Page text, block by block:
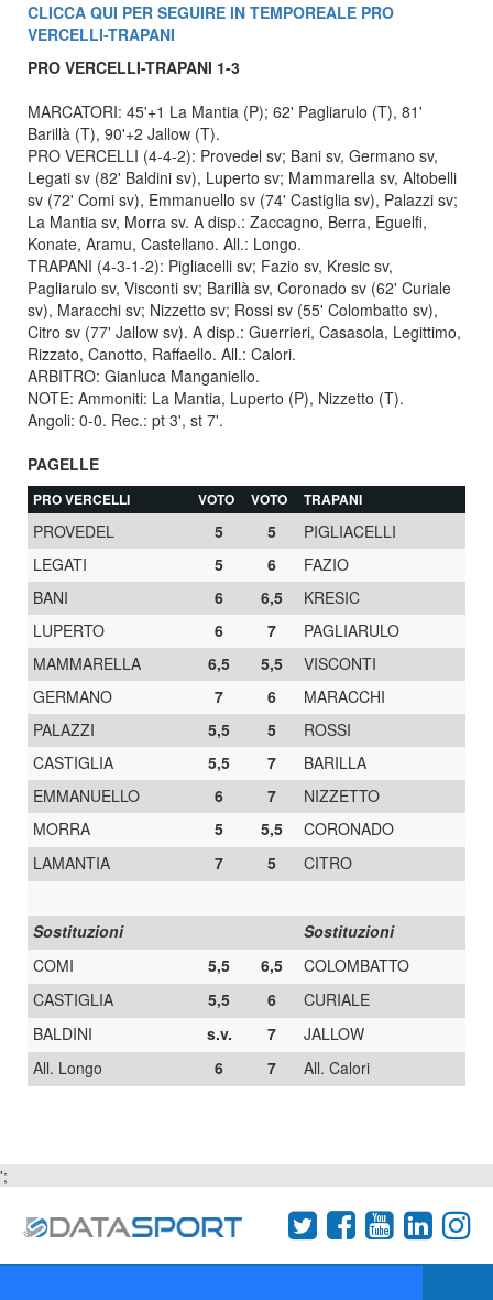
CLICCA QUI PER SEGUIRE IN TEMPOREALE PRO
VERCELLI-TRAPANI
PRO VERCELLI-TRAPANI 1-3
MARCATORI: 45'+1 La Mantia (P); 62' Pagliarulo (T), 81'
Barillà (T), 90'+2 Jallow (T).
PRO VERCELLI (4-4-2): Provedel sv; Bani sv, Germano sv,
Legati sv (82' Baldini sv), Luperto sv; Mammarella sv, Altobelli
sv (72' Comi sv), Emmanuello sv (74' Castiglia sv), Palazzi sv;
La Mantia sv, Morra sv. A disp.: Zaccagno, Berra, Eguelfi,
Konate, Aramu, Castellano. All.: Longo.
TRAPANI (4-3-1-2): Pigliacelli sv; Fazio sv, Kresic sv,
Pagliarulo sv, Visconti sv; Barillà sv, Coronado sv (62' Curiale
sv), Maracchi sv; Nizzetto sv; Rossi sv (55' Colombatto sv),
Citro sv (77' Jallow sv). A disp.: Guerrieri, Casasola, Legittimo,
Rizzato, Canotto, Raffaello. All.: Calori.
ARBITRO: Gianluca Manganiello.
NOTE: Ammoniti: La Mantia, Luperto (P), Nizzetto (T).
Angoli: 0-0. Rec.: pt 3', st 7'.
PAGELLE
PRO VERCELLI VOTO VOTO TRAPANI
PROVEDEL 5 5
PIGLIACELLI
LEGATI
5 6
FAZIO
BANI
6 6,5
KRESIC
LUPERTO
6 7
PAGLIARULO
MAMMARELLA
6,5 5,5
VISCONTI
GERMANO
7 6
MARACCHI
PALAZZI
5,5 5
ROSSI
CASTIGLIA
5,5 7
BARILLA
EMMANUELLO
6 7
NIZZETTO
MORRA
5 5,5
CORONADO
LAMANTIA
7 5 CITRO
Sostituzioni
Sostituzioni
COMI
5,5 6,5
COLOMBATTO
CASTIGLIA
5,5 6
CURIALE
BALDINI
s.v. 7
JALLOW
All. Longo
6 7 All. Calori
';